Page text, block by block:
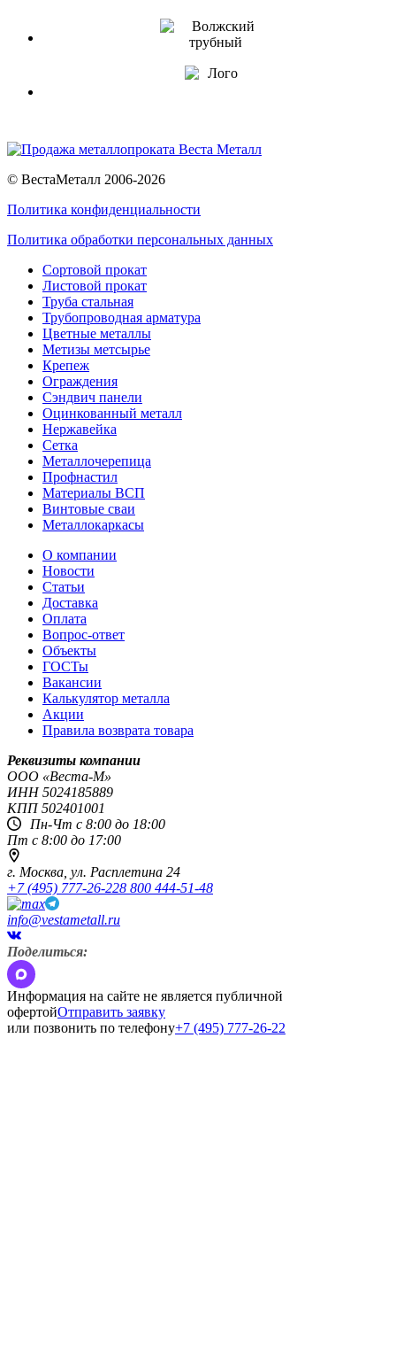
© ВестаМеталл 2006-2026
Политика конфиденциальности
Политика обработки персональных данных
Сортовой прокат
Листовой прокат
Труба стальная
Трубопроводная арматура
Цветные металлы
Метизы метсырье
Крепеж
Ограждения
Сэндвич панели
Оцинкованный металл
Нержавейка
Сетка
Металлочерепица
Профнастил
Материалы ВСП
Винтовые сваи
Металлокаркасы
О компании
Новости
Статьи
Доставка
Оплата
Вопрос-ответ
Объекты
ГОСТы
Вакансии
Калькулятор металла
Акции
Правила возврата товара
Реквизиты компании
OOO «Веста-М»
ИНН5024185889
КПП502401001
Пн-Чт с 8:00 до 18:00
Пт с 8:00 до 17:00
г. Москва, ул. Расплетина 24
+7 (495) 777-26-228 800 444-51-48
info@vestametall.ru
Поделиться:
Информация на сайте не является публичной
офертойОтправить заявку
или позвонить по телефону+7 (495) 777-26-22